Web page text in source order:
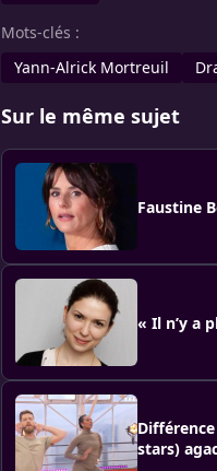
Mots-clés :
Yann-Alrick Mortreuil
Sur le même sujet
Faustine
« Il n’y a
stars)